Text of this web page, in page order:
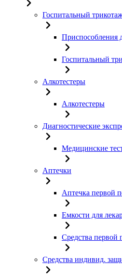
Госпитальный
Приспособления
Госпитальный
Алкотестеры
Алкотестеры
Диагностические
Медицинские
Аптечки
Аптечка первой
Емкости для
Средства первой
Средства индивид.